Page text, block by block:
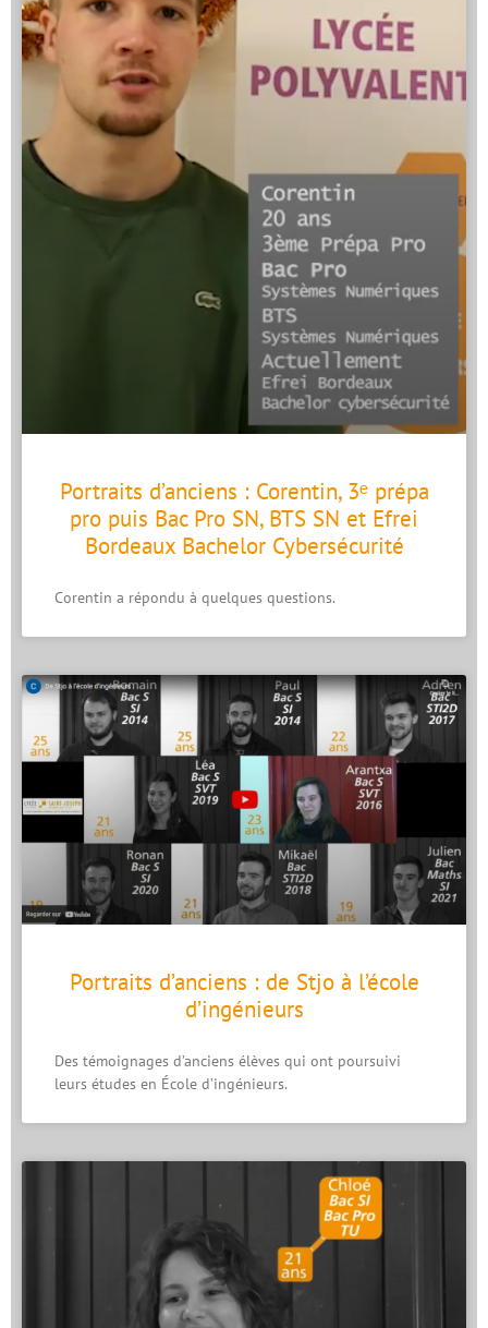
Portraits d’anciens : Corentin, 3ᵉ prépa
pro puis Bac Pro SN, BTS SN et Efrei
Bordeaux Bachelor Cybersécurité
Corentin a répondu à quelques questions.
Portraits d’anciens : de Stjo à l’école
d’ingénieurs
Des témoignages d’anciens élèves qui ont poursuivi
leurs études en École d’ingénieurs.